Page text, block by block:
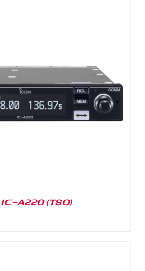
IC-A220 (TSO)